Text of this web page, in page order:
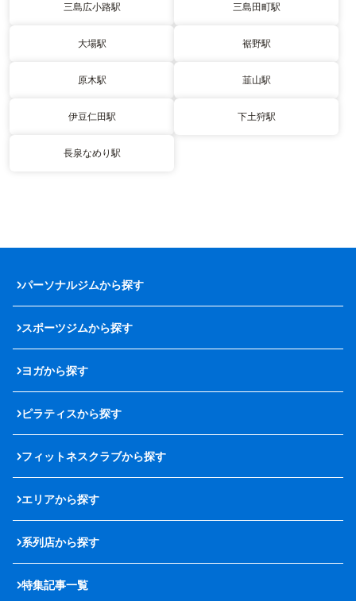
三島広小路駅 三島田町駅
大場駅 裾野駅
原木駅 韮山駅
伊豆仁田駅 下土狩駅
長泉なめり駅
パーソナルジムから探す
スポーツジムから探す
ヨガから探す
ピラティスから探す
フィットネスクラブから探す
エリアから探す
系列店から探す
特集記事一覧